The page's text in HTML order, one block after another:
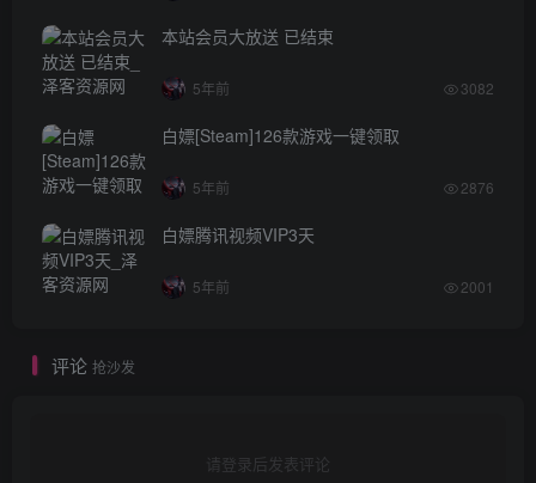
本站会员大放送 已结束
5年前 3082
白嫖[Steam]126款游戏一键领取
5年前 2876
白嫖腾讯视频VIP3天
5年前 2001
评论 抢沙发
请登录后发表评论